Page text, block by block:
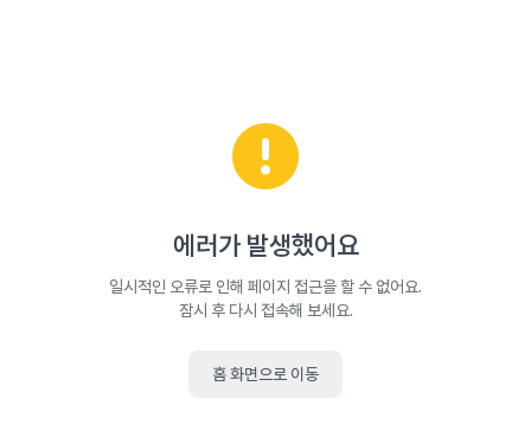
에러가 발생했어요
일시적인 오류로 인해 페이지 접근을 할 수 없어요.
잠시 후 다시 접속해 보세요.
홈 화면으로 이동